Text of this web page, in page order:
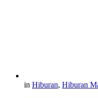
in Hiburan, Hiburan